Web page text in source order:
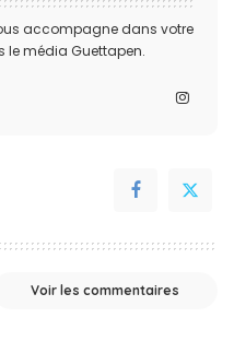
accompagne dans votre
média Guettapen.
Voir les commentaires